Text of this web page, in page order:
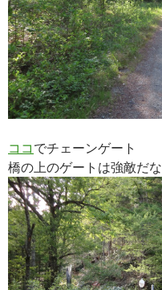
ココ でチェーンゲート
橋の上のゲートは強敵だな